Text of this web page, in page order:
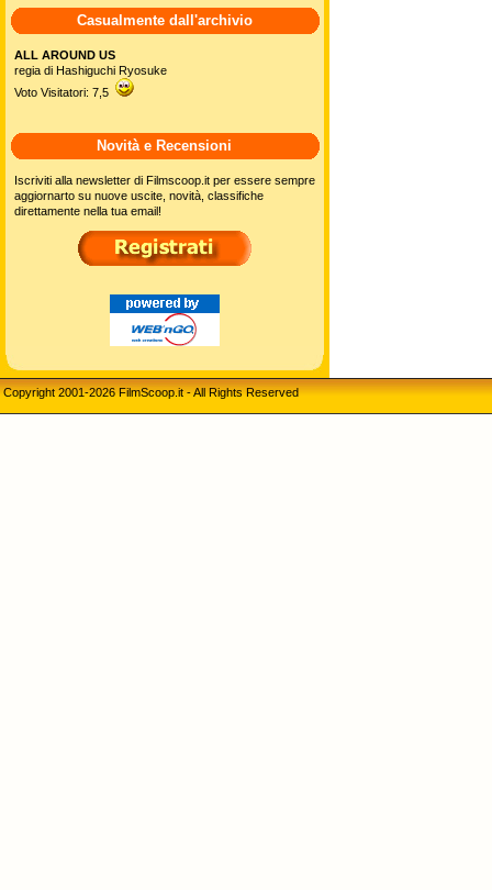
Casualmente dall'archivio
ALL AROUND US
regia di Hashiguchi Ryosuke
Voto Visitatori: 7,5
Novità e Recensioni
Iscriviti alla newsletter di Filmscoop.it per essere sempre
aggiornarto su nuove uscite, novità, classifiche
direttamente nella tua email!
Copyright 2001-2026 FilmScoop.it - All Rights Reserved